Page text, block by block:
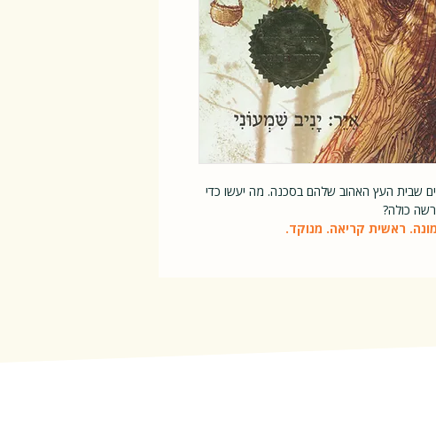
שבית העץ האהוב שלהם בסכנה. מה יעשו כדי
כולה?
ראשית קריאה. מנוקד.